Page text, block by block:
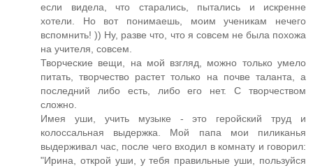
если видела, что старались, пытались и искренне
хотели. Но вот понимаешь, моим ученикам нечего
вспомнить! )) Ну, разве что, что я совсем не была похожа
на учителя, совсем.
Творческие вещи, на мой взгляд, можно только умело
питать, творчество растет только на почве таланта, а
последний либо есть, либо его нет. С творчеством
сложно.
Имея уши, учить музыке - это геройский труд и
колоссальная выдержка. Мой папа мои пиликанья
выдерживал час, после чего входил в комнату и говорил:
"Ирина, открой уши, у тебя правильные уши, пользуйся